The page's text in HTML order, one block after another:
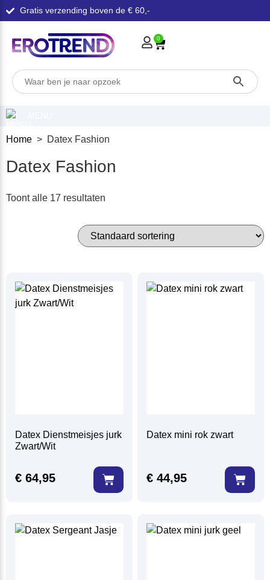
Gratis verzending boven de € 60,-
0
Home > Datex Fashion
Datex Fashion
Toont alle 17 resultaten
Datex Dienstmeisjes jurk
Zwart/Wit
€ 64,95
Datex mini rok zwart
€ 44,95